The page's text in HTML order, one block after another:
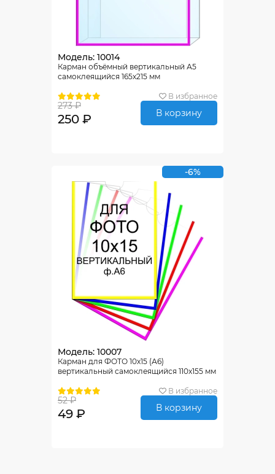
Модель: 10014
Карман объёмный вертикальный А5
самоклеящийся 165х215 мм
В избранное
273 ₽
250 ₽ В корзину
-6%
Модель: 10007
Карман для ФОТО 10х15 (А6)
вертикальный самоклеящийся 110х155 мм
В избранное
52 ₽
49 ₽ В корзину